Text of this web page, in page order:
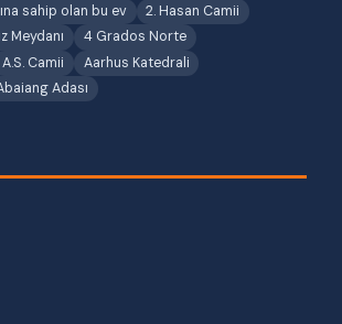
sahip olan bu ev
2. Hasan Camii
Meydanı
4 Grados Norte
A.S. Camii
Aarhus Katedrali
Adası